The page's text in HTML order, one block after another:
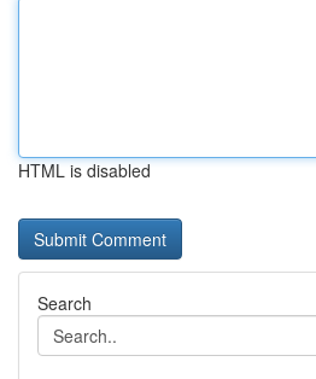
HTML is disabled
Search